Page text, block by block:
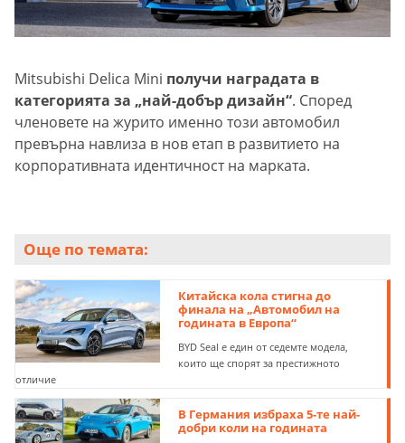
Mitsubishi Delica Mini получи наградата в
категорията за „най-добър дизайн“. Според
членовете на журито именно този автомобил
превърна навлиза в нов етап в развитието на
корпоративната идентичност на марката.
Още по темата:
Китайска кола стигна до
финала на „Автомобил на
годината в Европа“
BYD Seal е един от седемте модела,
които ще спорят за престижното
отличие
В Германия избраха 5-те най-
добри коли на годината